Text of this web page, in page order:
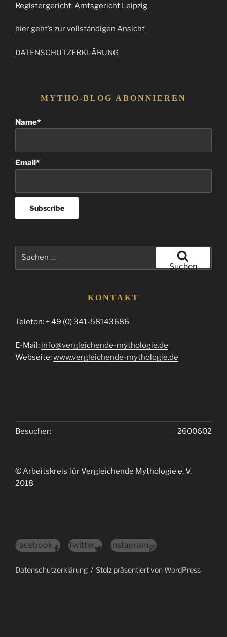
Registergericht: Amtsgericht Leipzig
hier geht’s zur vollständigen Ansicht
DATENSCHUTZERKLÄRUNG
MYTHO-BLOG ABONNIEREN
Name*
Email*
Suchen
KONTAKT
Telefon: + 49 (0) 341-58143686
E-Mail: info@vergleichende-mythologie.de
Webseite:www.vergleichende-mythologie.de
2600602
Besucher:
© Arbeitskreis für Vergleichende Mythologie e. V.
2018
Facebook Twitter Instagram
Datenschutzerklärung Stolz präsentiert von WordPress